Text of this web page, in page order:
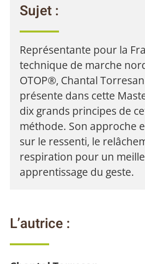
Sujet :
Représentante pour la
technique de marche
OTOP®, Chantal
présente dans cette
dix grands principes de
méthode. Son approche
sur le ressenti, le
respiration pour un
apprentissage du geste.
L’autrice :